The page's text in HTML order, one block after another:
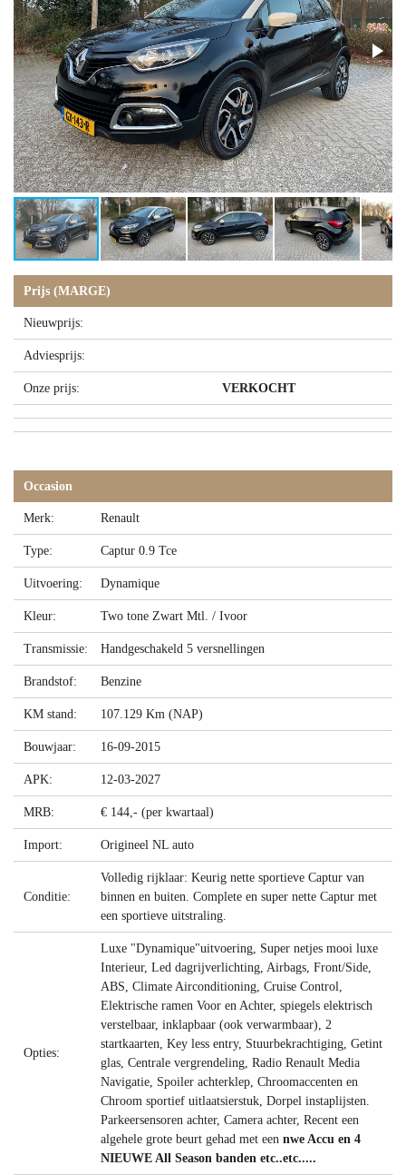
Prijs (MARGE)
Nieuwprijs:
Adviesprijs:
Onze prijs: VERKOCHT
Occasion
Merk: Renault
Type: Captur 0.9 Tce
Uitvoering: Dynamique
Kleur: Two tone Zwart Mtl. / Ivoor
Transmissie: Handgeschakeld 5 versnellingen
Brandstof: Benzine
KM stand: 107.129 Km (NAP)
Bouwjaar: 16-09-2015
APK: 12-03-2027
MRB: € 144,- (per kwartaal)
Import: Origineel NL auto
Conditie:
Volledig rijklaar: Keurig nette sportieve Captur van
binnen en buiten. Complete en super nette Captur met
een sportieve uitstraling.
Opties:
Luxe "Dynamique"uitvoering, Super netjes mooi luxe
Interieur, Led dagrijverlichting, Airbags, Front/Side,
ABS, Climate Airconditioning, Cruise Control,
Elektrische ramen Voor en Achter, spiegels elektrisch
verstelbaar, inklapbaar (ook verwarmbaar), 2
startkaarten, Key less entry, Stuurbekrachtiging, Getint
glas, Centrale vergrendeling, Radio Renault Media
Navigatie, Spoiler achterklep, Chroomaccenten en
Chroom sportief uitlaatsierstuk, Dorpel instaplijsten.
Parkeersensoren achter, Camera achter, Recent een
algehele grote beurt gehad met een nwe Accu en 4
NIEUWE All Season banden etc..etc.....